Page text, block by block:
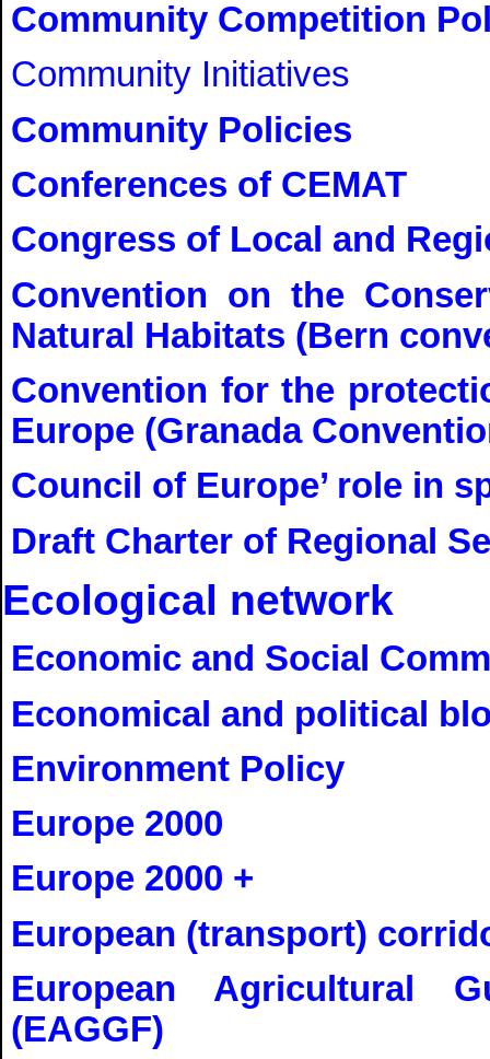
Community Competition
Community Initiatives
Community Policies
Conferences of CEMAT
Congress of Local and
Convention on the
Natural Habitats (Bern
Convention for the
Europe (Granada
Council of Europe’ role in
Draft Charter of Regional
Ecological network
Economic and Social
Economical and political
Environment Policy
Europe 2000
Europe 2000 +
European (transport)
European Agricultural
(EAGGF)